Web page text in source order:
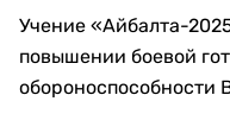
Учение «Айбалта-
повышении боевой
обороноспособности